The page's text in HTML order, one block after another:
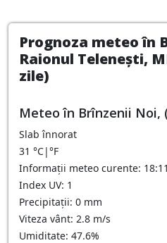
Prognoza meteo în
Raionul Telenești,
zile)
Meteo în Brînzenii Noi,
Slab înnorat
31 °C|°F
Informații meteo curente:
Index UV: 1
Precipitații: 0 mm
Viteza vânt: 2.8 m/s
Umiditate: 47.6%